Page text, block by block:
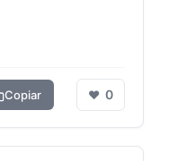
Copiar ❤ 0